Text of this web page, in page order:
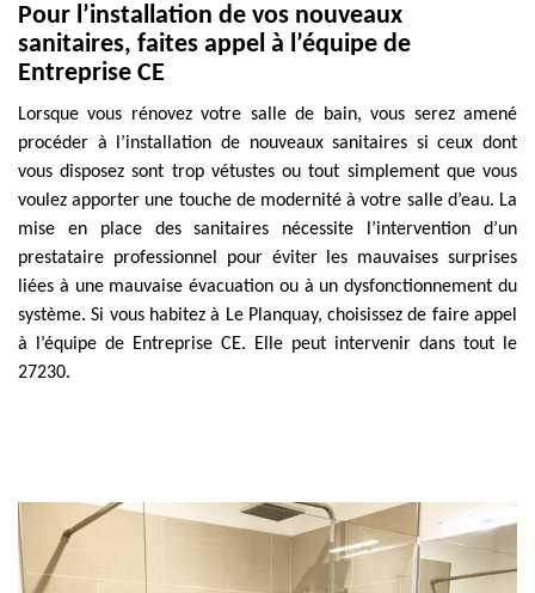
Pour l’installation de vos nouveaux
sanitaires, faites appel à l’équipe de
Entreprise CE
Lorsque vous rénovez votre salle de bain, vous serez amené
procéder à l’installation de nouveaux sanitaires si ceux dont
vous disposez sont trop vétustes ou tout simplement que vous
voulez apporter une touche de modernité à votre salle d’eau. La
mise en place des sanitaires nécessite l’intervention d’un
prestataire professionnel pour éviter les mauvaises surprises
liées à une mauvaise évacuation ou à un dysfonctionnement du
système. Si vous habitez à Le Planquay, choisissez de faire appel
à l’équipe de Entreprise CE. Elle peut intervenir dans tout le
27230.